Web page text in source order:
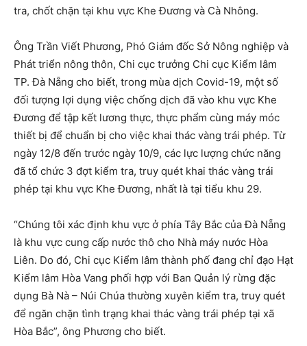
tra, chốt chặn tại khu vực Khe Đương và Cà Nhông.
Ông Trần Viết Phương, Phó Giám đốc Sở Nông nghiệp và
Phát triển nông thôn, Chi cục trưởng Chi cục Kiểm lâm
TP. Đà Nẵng cho biết, trong mùa dịch Covid-19, một số
đối tượng lợi dụng việc chống dịch đã vào khu vực Khe
Đương để tập kết lương thực, thực phẩm cùng máy móc
thiết bị để chuẩn bị cho việc khai thác vàng trái phép. Từ
ngày 12/8 đến trước ngày 10/9, các lực lượng chức năng
đã tổ chức 3 đợt kiểm tra, truy quét khai thác vàng trái
phép tại khu vực Khe Đương, nhất là tại tiểu khu 29.
“Chúng tôi xác định khu vực ở phía Tây Bắc của Đà Nẵng
là khu vực cung cấp nước thô cho Nhà máy nước Hòa
Liên. Do đó, Chi cục Kiểm lâm thành phố đang chỉ đạo Hạt
Kiểm lâm Hòa Vang phối hợp với Ban Quản lý rừng đặc
dụng Bà Nà – Núi Chúa thường xuyên kiểm tra, truy quét
để ngăn chặn tình trạng khai thác vàng trái phép tại xã
Hòa Bắc”, ông Phương cho biết.